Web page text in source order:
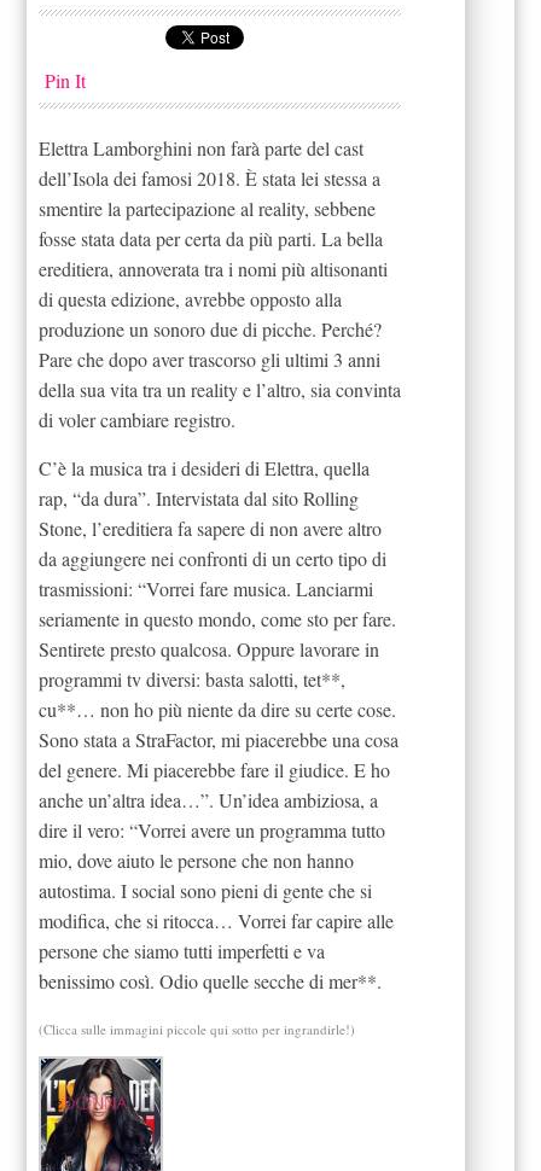
Pin It
Elettra Lamborghini non farà parte del cast
dell’Isola dei famosi 2018. È stata lei stessa a
smentire la partecipazione al reality, sebbene
fosse stata data per certa da più parti. La bella
ereditiera, annoverata tra i nomi più altisonanti
di questa edizione, avrebbe opposto alla
produzione un sonoro due di picche. Perché?
Pare che dopo aver trascorso gli ultimi 3 anni
della sua vita tra un reality e l’altro, sia convinta
di voler cambiare registro.
C’è la musica tra i desideri di Elettra, quella
rap, “da dura”. Intervistata dal sito Rolling
Stone, l’ereditiera fa sapere di non avere altro
da aggiungere nei confronti di un certo tipo di
trasmissioni: “Vorrei fare musica. Lanciarmi
seriamente in questo mondo, come sto per fare.
Sentirete presto qualcosa. Oppure lavorare in
programmi tv diversi: basta salotti, tet**,
cu**… non ho più niente da dire su certe cose.
Sono stata a StraFactor, mi piacerebbe una cosa
del genere. Mi piacerebbe fare il giudice. E ho
anche un’altra idea…”. Un’idea ambiziosa, a
dire il vero: “Vorrei avere un programma tutto
mio, dove aiuto le persone che non hanno
autostima. I social sono pieni di gente che si
modifica, che si ritocca… Vorrei far capire alle
persone che siamo tutti imperfetti e va
benissimo così. Odio quelle secche di mer**.
(Clicca sulle immagini piccole qui sotto per ingrandirle!)